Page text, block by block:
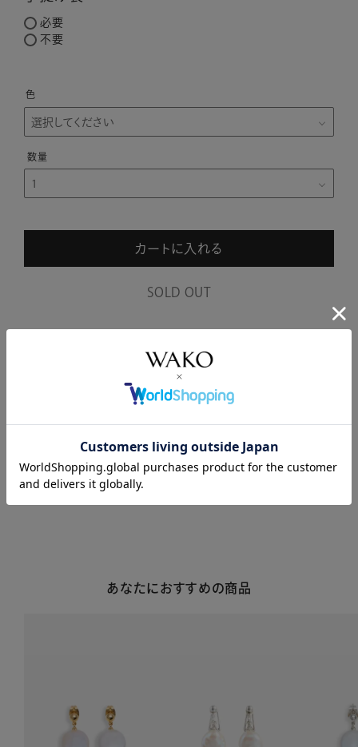
必要
不要
色
カートに入れる
SOLD OUT
注意事項・キャンセル・返品
あなたにおすすめの商品